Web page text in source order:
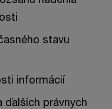
stavu
informácií
ďalších právnych